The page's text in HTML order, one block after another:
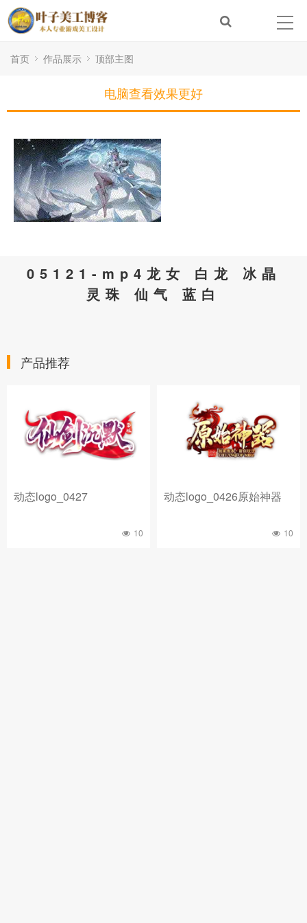
首页 作品展示 顶部主图
电脑查看效果更好
05121-mp4龙女 白龙 冰晶
灵珠 仙气 蓝白
产品推荐
动态logo_0427
10
动态logo_0426原始神器
10